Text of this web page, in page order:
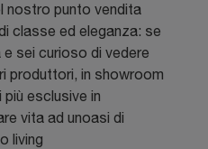
nostro punto vendita
classe ed eleganza: se
e sei curioso di vedere
produttori, in showroom
esclusive in
vita ad unoasi di
living